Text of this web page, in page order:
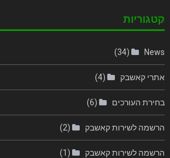
קטגוריות
News
(34)
אתרי קאשבק (4)
בחירת העורכים (6)
הרשמה לשירות קאשבק (2)
הרשמה לשירות קאשבק (1)